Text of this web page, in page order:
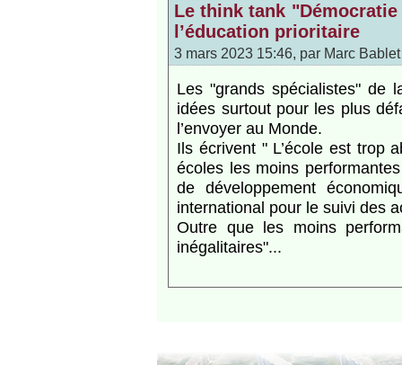
Le think tank
l’éducation prioritaire
3 mars 2023 15:46, par Marc Bablet
Les "grands spécialistes" de
idées surtout pour les plus
l’envoyer au Monde.
Ils écrivent " L’école est trop
écoles les moins
de développement
international pour le suivi des
Outre que les moins
inégalitaires"...